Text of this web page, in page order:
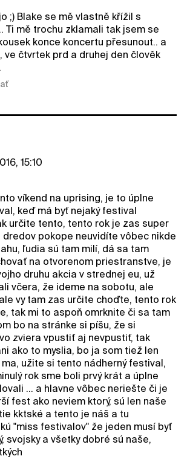
;) Blake se mě vlastně křížil s
Ti mě trochu zklamali tak jsem se
konce koncertu přesunout.. a
ve čtvrtek prd a druhej den člověk
15:10
víkend na uprising, je to úplne
keď má byť nejaký festival
určite tento, tento rok je zas super
pokope neuvidíte vôbec nikde
ľudia sú tam milí, dá sa tam
na otvorenom priestranstve, je
druhu akcia v strednej eu, už
včera, že ideme na sobotu, ale
vy tam zas určite choďte, tento rok
tak mi to aspoň omrknite či sa tam
bo na stránke si píšu, že si
zviera vpustiť aj nevpustiť, tak
ako to myslia, bo ja som tiež len
užite si tento nádherný festival,
rok sme boli prvý krát a úplne
... a hlavne vôbec neriešte či je
fest ako neviem ktorý, sú len naše
kktské a tento je náš a tu
"miss festivalov" že jeden musí byť
svojsky a všetky dobré sú naše,